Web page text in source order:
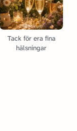
Tack för era fina
hälsningar